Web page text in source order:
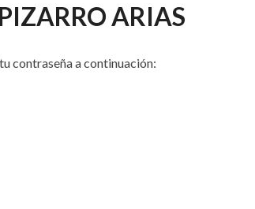
ARIAS
contraseña a continuación: